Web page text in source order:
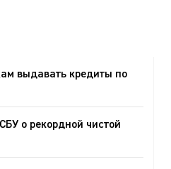
выдавать кредиты по
о рекордной чистой